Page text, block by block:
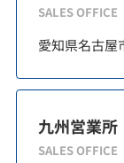
SALES OFFICE
愛知県名古屋
九州営業所
SALES OFFICE